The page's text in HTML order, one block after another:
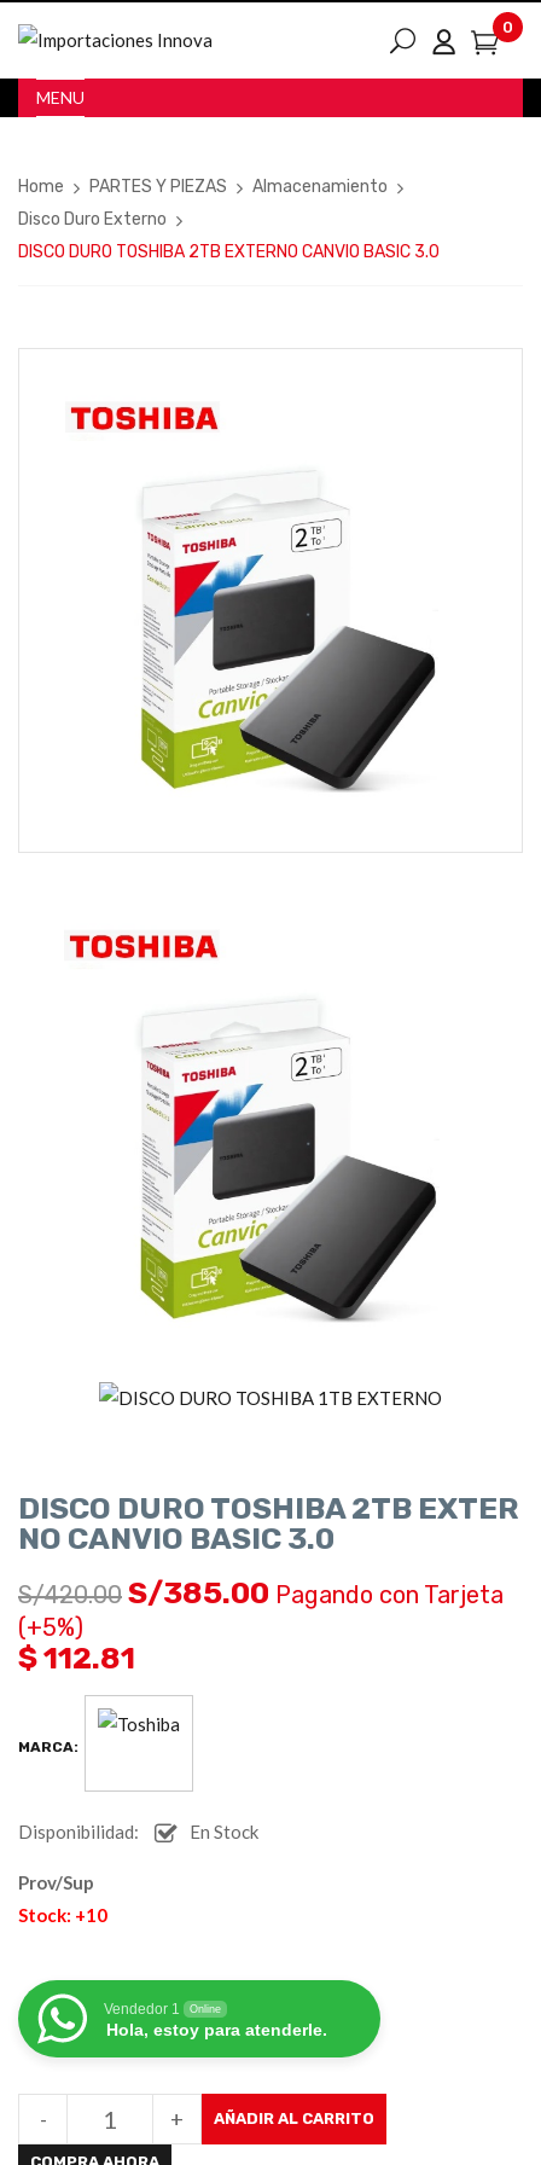
0
MENU
Home PARTES Y PIEZAS
Almacenamiento
Disco Duro Externo
DISCO DURO TOSHIBA 2TB EXTERNO CANVIO BASIC 3.0
DISCO DURO TOSHIBA 2TB EXTER
NO CANVIO BASIC 3.0
S/420.00 S/385.00 Pagando con Tarjeta
(+5%)
$ 112.81
MARCA:
Disponibilidad: En Stock
Prov/Sup
Stock: +10
Vendedor 1 Online
Hola, estoy para atenderle.
+
- AÑADIR AL CARRITO